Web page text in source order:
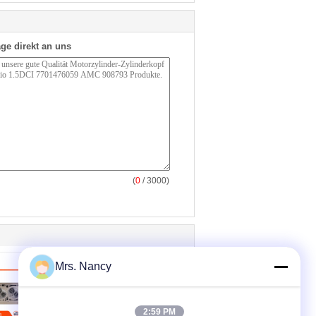
direkt an uns
(0 / 3000)
Mrs. Nancy
2:59 PM